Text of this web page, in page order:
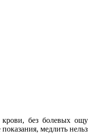
без болевых
медлить